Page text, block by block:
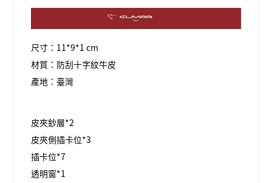
尺寸：11*9*1 cm
材質：防刮十字紋牛皮
產地：臺灣
皮夾鈔層*2
皮夾側插卡位*3
插卡位*7
透明窗*1